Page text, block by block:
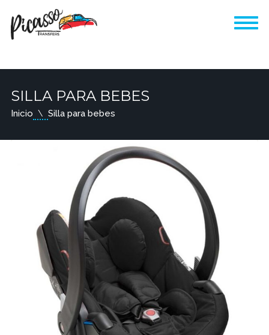
SILLA PARA BEBES
Inicio Silla para bebes